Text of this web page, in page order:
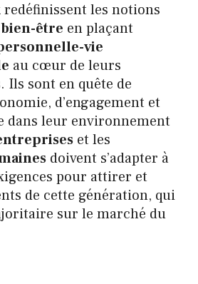
redéfinissent les notions
bien-être en plaçant
vie
au cœur de leurs
Ils sont en quête de
d’engagement et
dans leur environnement
et les
doivent s’adapter à
pour attirer et
de cette génération, qui
sur le marché du